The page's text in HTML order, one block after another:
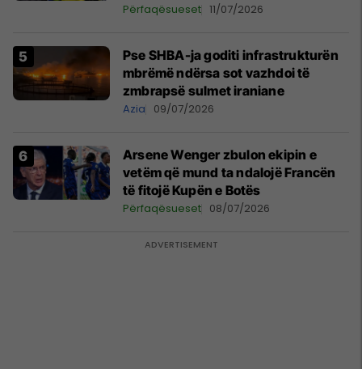
të luante
Përfaqësueset 11/07/2026
Pse SHBA-ja goditi infrastrukturën
mbrëmë ndërsa sot vazhdoi të
zmbrapsë sulmet iraniane
Azia 09/07/2026
Arsene Wenger zbulon ekipin e
vetëm që mund ta ndalojë Francën
të fitojë Kupën e Botës
Përfaqësueset 08/07/2026